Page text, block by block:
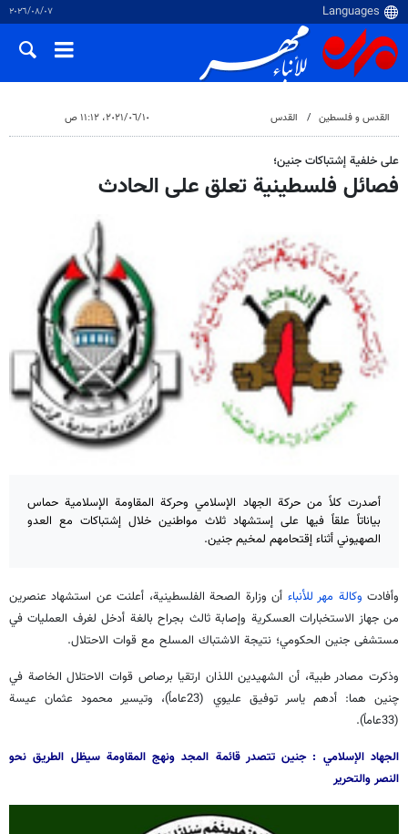
٠٧‏/٠٨‏/٢٠٢٦
القدس و فلسطین القدس ١٠‏/٠٦‏/٢٠٢١، ١١:١٢ ص
على خلفية إشتباكات جنين؛
فصائل فلسطينية تعلق على الحادث
أصدرت كلاً من حركة الجهاد الإسلامي وحركة المقاومة الإسلامية حماس
بياناتاً علقاً فيها على إستشهاد ثلاث مواطنين خلال إشتباكات مع العدو
الصهيوني أثناء إقتحامهم لمخيم جنين.
وأفادت وكالة مهر للأنباء أن وزارة الصحة الفلسطينية، أعلنت عن استشهاد عنصرين
من جهاز الاستخبارات العسكرية وإصابة ثالث بجراح بالغة أدخل لغرف العمليات في
مستشفى جنين الحكومي؛ نتيجة الاشتباك المسلح مع قوات الاحتلال.
وذكرت مصادر طبية، أن الشهيدين اللذان ارتقيا برصاص قوات الاحتلال الخاصة في
چنين هما: أدهم ياسر توفيق عليوي (23عاماً)، وتيسير محمود عثمان عيسة
(33عاماً).
الجهاد الإسلامي : جنين تتصدر قائمة المجد ونهج المقاومة سيظل الطريق نحو
النصر والتحرير